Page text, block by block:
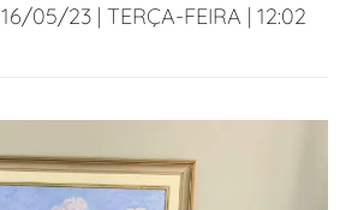
16/05/23 | TERÇA-FEIRA | 12:02